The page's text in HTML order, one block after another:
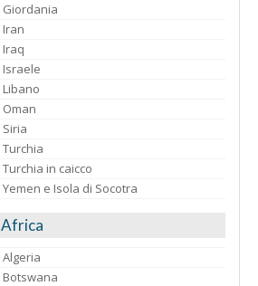
Giordania
Iran
Iraq
Israele
Libano
Oman
Siria
Turchia
Turchia in caicco
Yemen e Isola di Socotra
Africa
Algeria
Botswana